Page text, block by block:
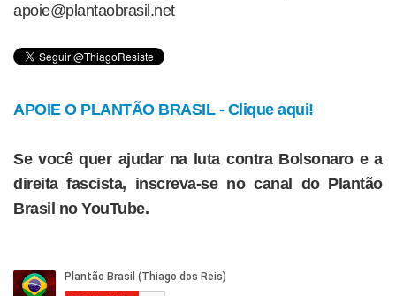
apoie@plantaobrasil.net
APOIE O PLANTÃO BRASIL - Clique aqui!
Se você quer ajudar na luta contra Bolsonaro e a
direita fascista, inscreva-se no canal do Plantão
Brasil no YouTube.